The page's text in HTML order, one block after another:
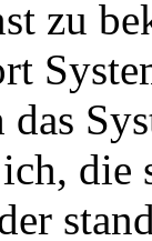
zu